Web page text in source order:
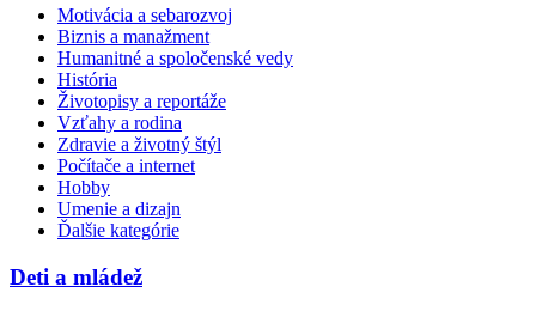
Motivácia a sebarozvoj
Biznis a manažment
Humanitné a spoločenské vedy
História
Životopisy a reportáže
Vzťahy a rodina
Zdravie a životný štýl
Počítače a internet
Hobby
Umenie a dizajn
Ďalšie kategórie
Deti a mládež